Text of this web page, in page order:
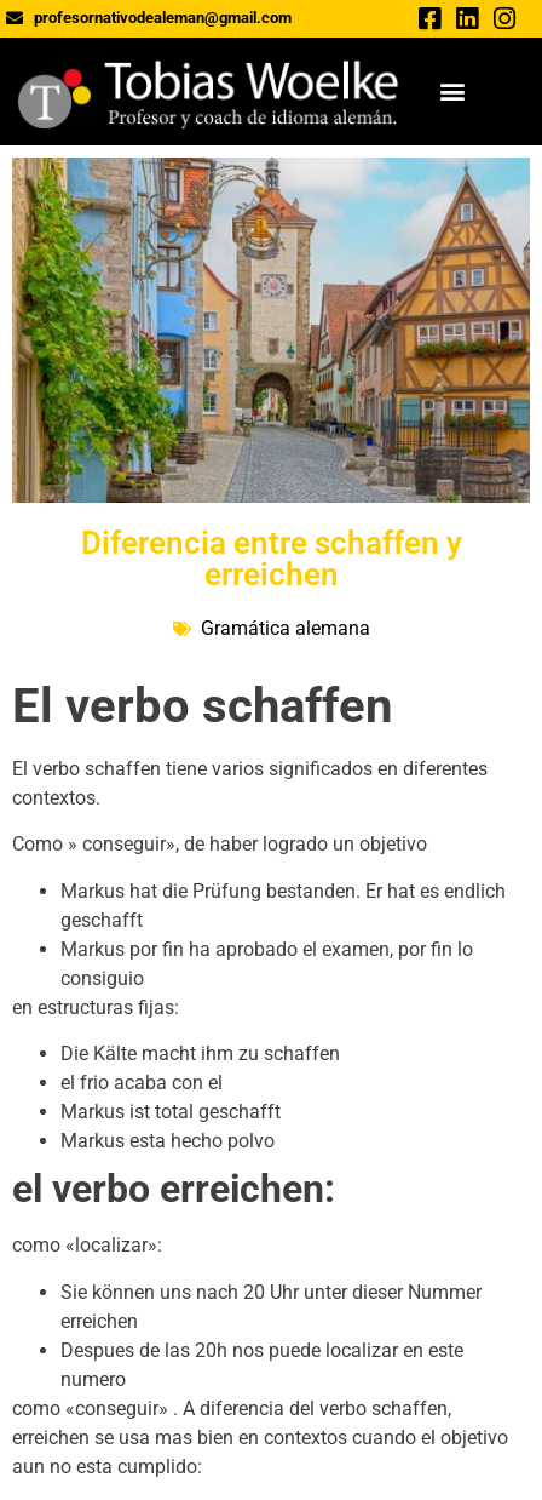
profesornativodealeman@gmail.com
Diferencia entre schaffen y
erreichen
Gramática alemana
El verbo schaffen
El verbo schaffen tiene varios significados en diferentes
contextos.
Como » conseguir», de haber logrado un objetivo
Markus hat die Prüfung bestanden. Er hat es endlich
geschafft
Markus por fin ha aprobado el examen, por fin lo
consiguio
en estructuras fijas:
Die Kälte macht ihm zu schaffen
el frio acaba con el
Markus ist total geschafft
Markus esta hecho polvo
el verbo erreichen:
como «localizar»:
Sie können uns nach 20 Uhr unter dieser Nummer
erreichen
Despues de las 20h nos puede localizar en este
numero
como «conseguir» . A diferencia del verbo schaffen,
erreichen se usa mas bien en contextos cuando el objetivo
aun no esta cumplido: